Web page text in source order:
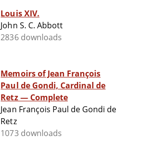
Louis XIV.
John S. C. Abbott
2836 downloads
Memoirs of Jean François
Paul de Gondi, Cardinal de
Retz — Complete
Jean François Paul de Gondi de
Retz
1073 downloads